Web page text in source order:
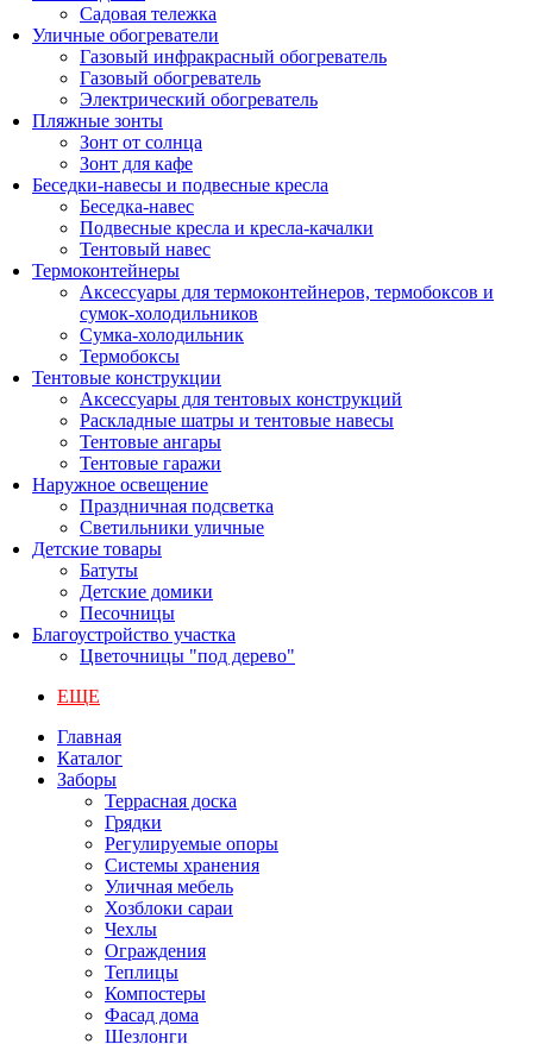
Садовая тележка
Уличные обогреватели
Газовый инфракрасный обогреватель
Газовый обогреватель
Электрический обогреватель
Пляжные зонты
Зонт от солнца
Зонт для кафе
Беседки-навесы и подвесные кресла
Беседка-навес
Подвесные кресла и кресла-качалки
Тентовый навес
Термоконтейнеры
Аксессуары для термоконтейнеров, термобоксов и
сумок-холодильников
Сумка-холодильник
Термобоксы
Тентовые конструкции
Аксессуары для тентовых конструкций
Раскладные шатры и тентовые навесы
Тентовые ангары
Тентовые гаражи
Наружное освещение
Праздничная подсветка
Светильники уличные
Детские товары
Батуты
Детские домики
Песочницы
Благоустройство участка
Цветочницы "под дерево"
ЕЩЕ
Главная
Каталог
Заборы
Террасная доска
Грядки
Регулируемые опоры
Системы хранения
Уличная мебель
Хозблоки сараи
Чехлы
Ограждения
Теплицы
Компостеры
Фасад дома
Шезлонги